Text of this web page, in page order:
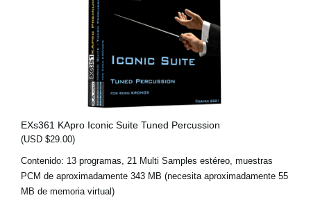
EXs361 KApro Iconic Suite Tuned Percussion
(USD $29.00)
Contenido: 13 programas, 21 Multi Samples estéreo, muestras
PCM de aproximadamente 343 MB (necesita aproximadamente 55
MB de memoria virtual)